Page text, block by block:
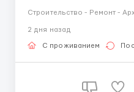
знания иностранного языка; Карта
Паспорт ЕС / Польская
Строительство - Ремонт -
2 дня назад
С проживанием